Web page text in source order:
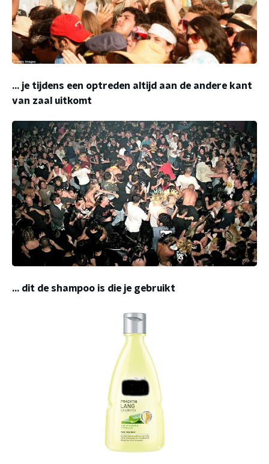
... je tijdens een optreden altijd aan de andere kant
van zaal uitkomt
... dit de shampoo is die je gebruikt